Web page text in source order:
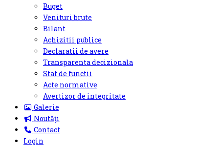
Buget
Venituri brute
Bilant
Achizitii publice
Declaratii de avere
Transparenta decizionala
Stat de functii
Acte normative
Avertizor de integritate
Galerie
Noutăți
Contact
Login